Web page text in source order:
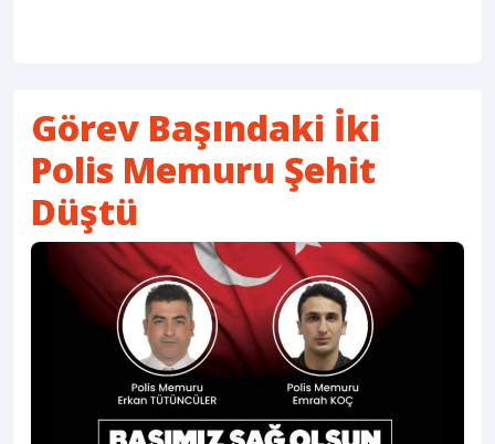
Görev Başındaki İki
Polis Memuru Şehit
Düştü